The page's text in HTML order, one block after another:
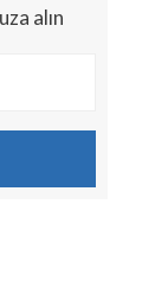
alın